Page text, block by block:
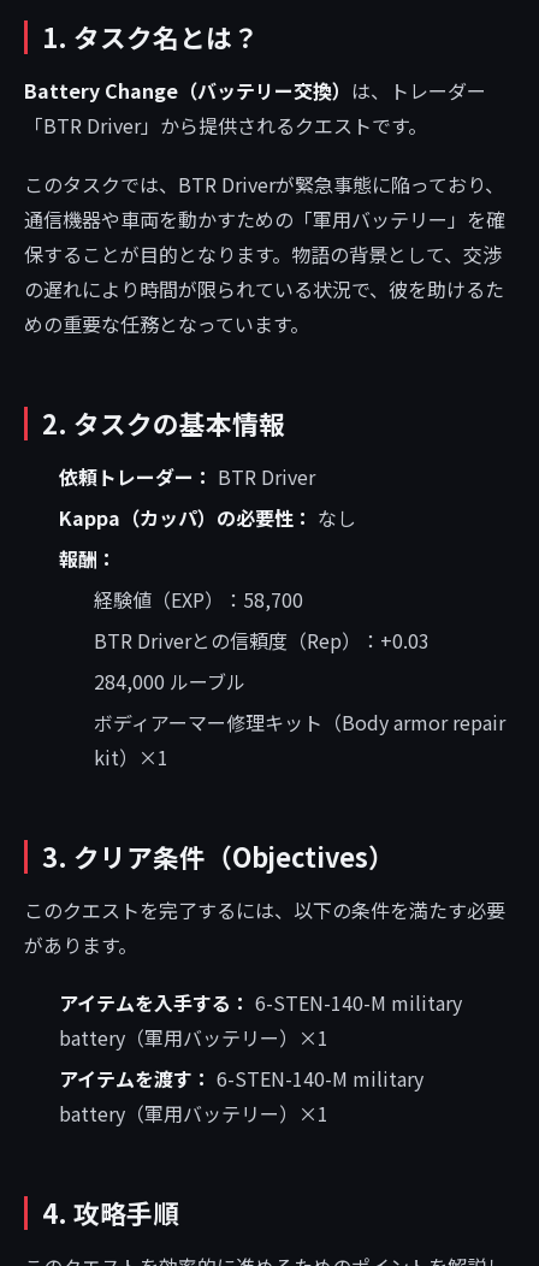
1. タスク名とは？
Battery Change（バッテリー交換） は、トレーダー
「BTR Driver」から提供されるクエストです。
このタスクでは、BTR Driverが緊急事態に陥っており、
通信機器や車両を動かすための「軍用バッテリー」を確
保することが目的となります。物語の背景として、交渉
の遅れにより時間が限られている状況で、彼を助けるた
めの重要な任務となっています。
2. タスクの基本情報
依頼トレーダー： BTR Driver
Kappa（カッパ）の必要性： なし
報酬：
経験値（EXP）：58,700
BTR Driverとの信頼度（Rep）：+0.03
284,000 ルーブル
ボディアーマー修理キット（Body armor repair
kit）×1
3. クリア条件（Objectives）
このクエストを完了するには、以下の条件を満たす必要
があります。
アイテムを入手する： 6-STEN-140-M military
battery（軍用バッテリー）×1
アイテムを渡す： 6-STEN-140-M military
battery（軍用バッテリー）×1
4. 攻略手順